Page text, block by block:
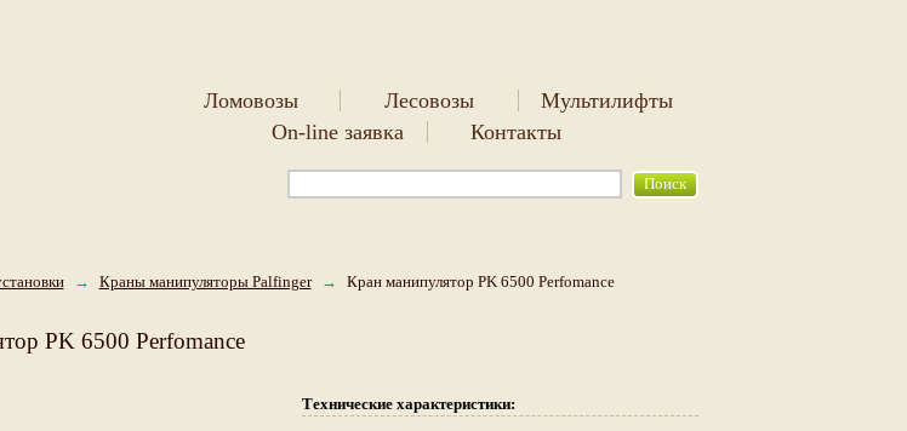
Ломовозы Лесовозы
Мультилифты
On-line заявка
Контакты
→ Краны манипуляторы Palfinger → Кран манипулятор PK 6500 Perfomance
PK 6500 Perfomance
Технические характеристики: